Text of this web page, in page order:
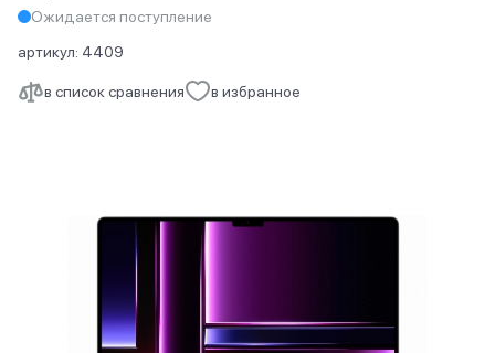
в список сравнения в избранное
Ожидается поступление
артикул: 4409